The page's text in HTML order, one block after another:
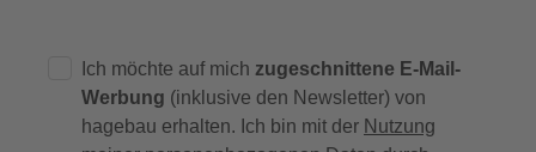
Ich möchte auf mich zugeschnittene E-Mail-
Werbung (inklusive den Newsletter) von
hagebau erhalten. Ich bin mit der Nutzung